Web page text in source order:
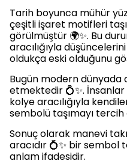
Tarih boyunca mühür
çeşitli işaret motifleri
görülmüştür 🌍✨. Bu
aracılığıyla
oldukça eski olduğunu
Bugün modern
etmektedir 💍✨.
kolye aracılığıyla
sembolü taşımayı tercih
Sonuç olarak manevi
aracıdır 💍✨ bir sembol
anlam ifadesidir.